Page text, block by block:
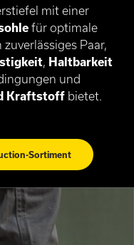
mit einer
für optimale
Paar,
, Haltbarkeit
und
Kraftstoffbietet.
Sortiment